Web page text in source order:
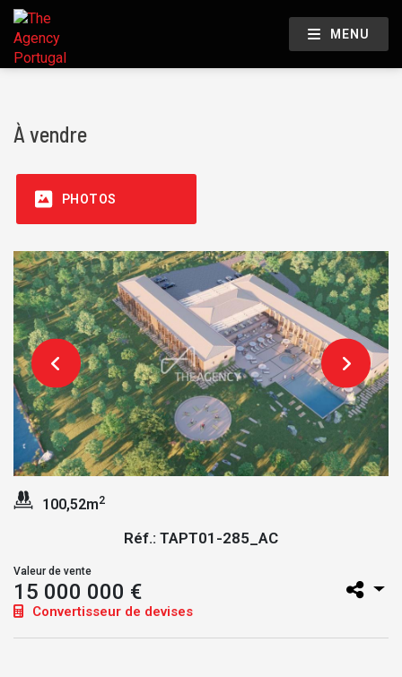
MENU
À vendre
PHOTOS
100,52m2
Réf.: TAPT01-285_AC
Valeur de vente
15 000 000 €
Convertisseur de devises